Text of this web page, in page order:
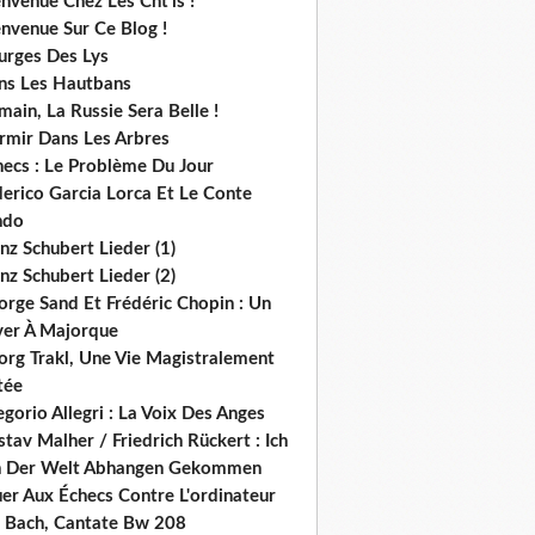
Sur Ce Blog !
Des Lys
Les Hautbans
La Russie Sera Belle !
Dans Les Arbres
: Le Problème Du Jour
Garcia Lorca Et Le Conte
Schubert Lieder (1)
Schubert Lieder (2)
Sand Et Frédéric Chopin : Un
À Majorque
Trakl, Une Vie Magistralement
Allegri : La Voix Des Anges
Malher / Friedrich Rückert : Ich
Der Welt Abhangen Gekommen
Aux Échecs Contre L'ordinateur
Bach, Cantate Bw 208